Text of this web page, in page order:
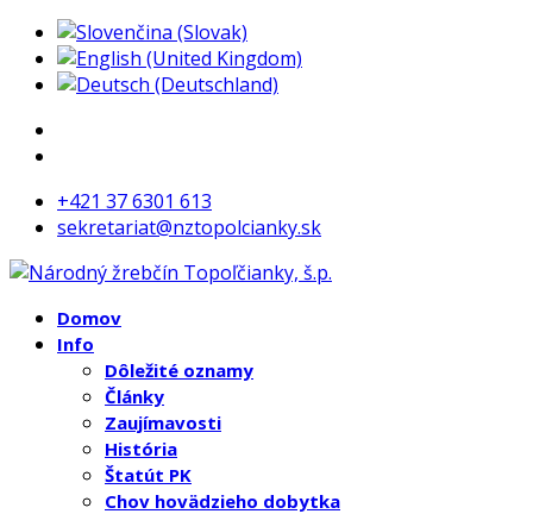
+421 37 6301 613
sekretariat@nztopolcianky.sk
Domov
Info
Dôležité oznamy
Články
Zaujímavosti
História
Štatút PK
Chov hovädzieho dobytka